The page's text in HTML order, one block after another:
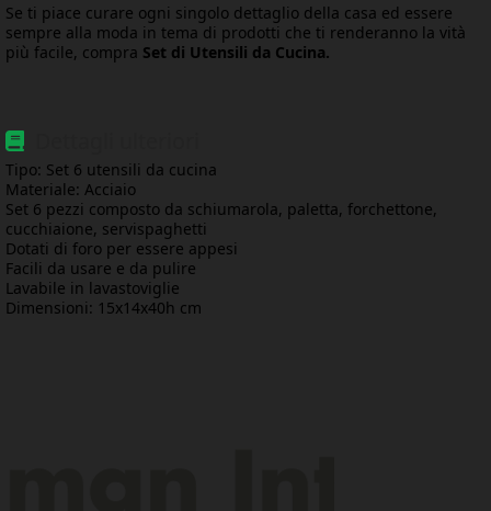
Se ti piace curare ogni singolo dettaglio della casa ed essere
sempre alla moda in tema di prodotti che ti renderanno la vità
più facile, compra Set di Utensili da Cucina.
Tipo: Set 6 utensili da cucina
Materiale: Acciaio
Set 6 pezzi composto da schiumarola, paletta, forchettone,
cucchiaione, servispaghetti
Dotati di foro per essere appesi
Facili da usare e da pulire
Lavabile in lavastoviglie
Dimensioni: 15x14x40h cm